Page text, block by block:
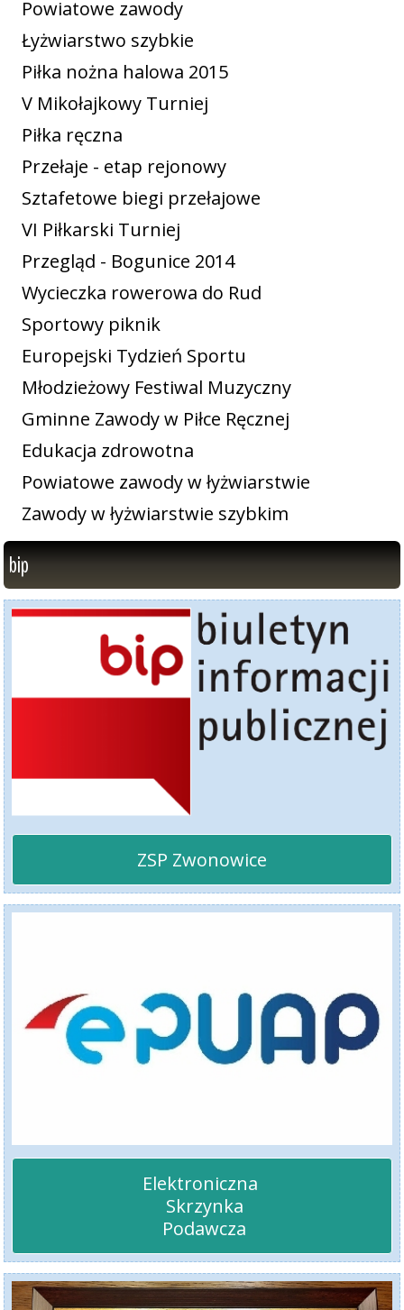
Powiatowe zawody
Łyżwiarstwo szybkie
Piłka nożna halowa 2015
V Mikołajkowy Turniej
Piłka ręczna
Przełaje - etap rejonowy
Sztafetowe biegi przełajowe
VI Piłkarski Turniej
Przegląd - Bogunice 2014
Wycieczka rowerowa do Rud
Sportowy piknik
Europejski Tydzień Sportu
Młodzieżowy Festiwal Muzyczny
Gminne Zawody w Piłce Ręcznej
Edukacja zdrowotna
Powiatowe zawody w łyżwiarstwie
Zawody w łyżwiarstwie szybkim
bip
ZSP Zwonowice
Elektroniczna
Podawcza